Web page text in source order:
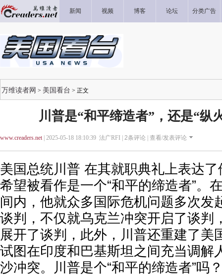
新闻 视频 博客 论坛 分类广告
万维读者网 > 美国看台 > 正文
川普是“和平缔造者”，还是“纵
www.creaders.net| 2025-05-18 18:10:39 法广RFI | 2条评论 | 查看/发表评论
美国总统川普 在其就职典礼上表达
希望被看作是一个“和平的缔造者”。
间内，他就众多国际危机问题多次发
谈判，不仅就乌克兰冲突开启了谈判
展开了谈判，此外，川普还重建了美
试图在印度和巴基斯坦之间充当调解
沙冲突。川普是个“和平的缔造者”吗